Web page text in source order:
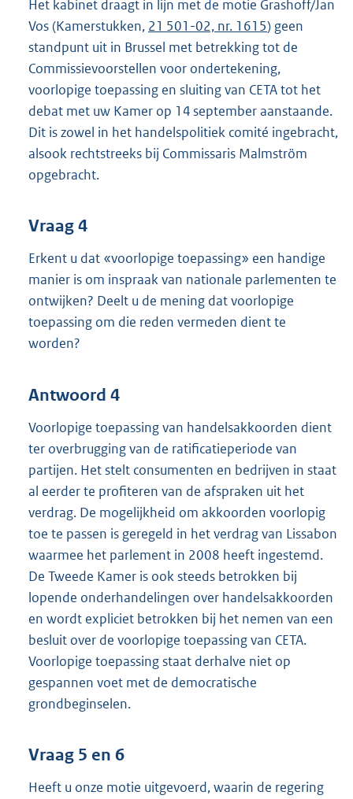
Het kabinet draagt in lijn met de motie Grashoff/Jan
Vos (Kamerstukken, 21 501-02, nr. 1615) geen
standpunt uit in Brussel met betrekking tot de
Commissievoorstellen voor ondertekening,
voorlopige toepassing en sluiting van CETA tot het
debat met uw Kamer op 14 september aanstaande.
Dit is zowel in het handelspolitiek comité ingebracht,
alsook rechtstreeks bij Commissaris Malmström
opgebracht.
Vraag 4
Erkent u dat «voorlopige toepassing» een handige
manier is om inspraak van nationale parlementen te
ontwijken? Deelt u de mening dat voorlopige
toepassing om die reden vermeden dient te
worden?
Antwoord 4
Voorlopige toepassing van handelsakkoorden dient
ter overbrugging van de ratificatieperiode van
partijen. Het stelt consumenten en bedrijven in staat
al eerder te profiteren van de afspraken uit het
verdrag. De mogelijkheid om akkoorden voorlopig
toe te passen is geregeld in het verdrag van Lissabon
waarmee het parlement in 2008 heeft ingestemd.
De Tweede Kamer is ook steeds betrokken bij
lopende onderhandelingen over handelsakkoorden
en wordt expliciet betrokken bij het nemen van een
besluit over de voorlopige toepassing van CETA.
Voorlopige toepassing staat derhalve niet op
gespannen voet met de democratische
grondbeginselen.
Vraag 5 en 6
Heeft u onze motie uitgevoerd, waarin de regering